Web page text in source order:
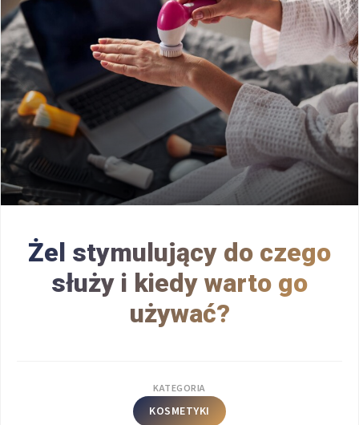
Żel stymulujący do czego
służy i kiedy warto go
używać?
KATEGORIA
KOSMETYKI